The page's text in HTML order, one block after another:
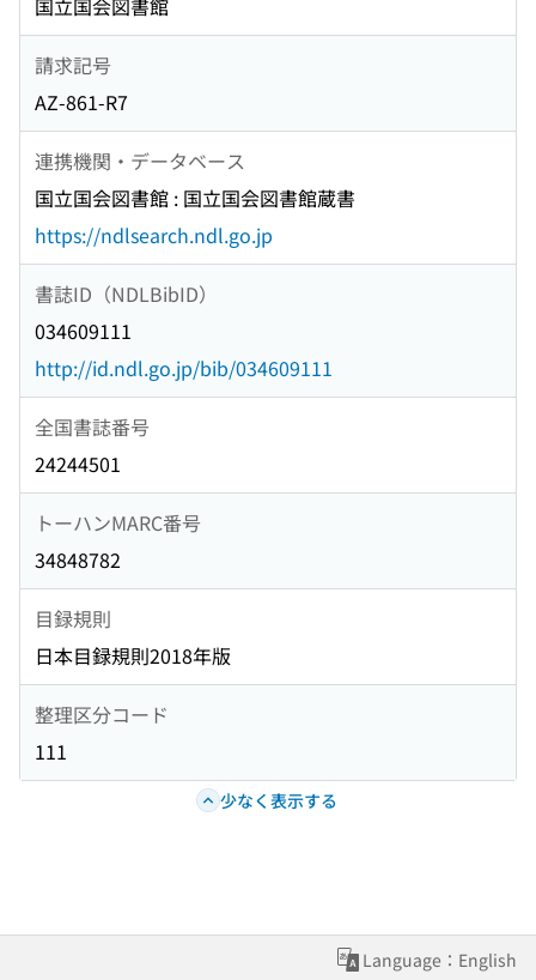
国立国会図書館
請求記号
AZ-861-R7
連携機関・データベース
国立国会図書館 : 国立国会図書館蔵書
https://ndlsearch.ndl.go.jp
書誌ID（NDLBibID）
034609111
http://id.ndl.go.jp/bib/034609111
全国書誌番号
24244501
トーハンMARC番号
34848782
目録規則
日本目録規則2018年版
整理区分コード
111
少なく表示する
Language：English